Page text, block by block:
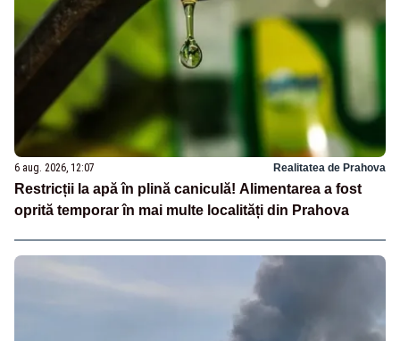
6 aug. 2026, 12:07 Realitatea de Prahova
Restricții la apă în plină caniculă! Alimentarea a fost
oprită temporar în mai multe localități din Prahova